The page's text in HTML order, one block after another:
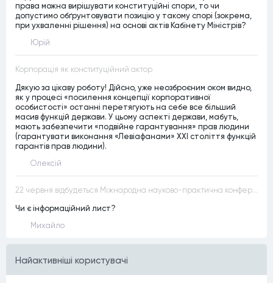
права можна вирішувати конституційні спори, то чи
допустимо обґрунтовувати позицію у такому спорі (зокрема,
при ухваленні рішення) на основі актів Кабінету Міністрів?
Юрій
Корпорація як конституційний актор
Дякую за цікаву роботу! Дійсно, уже неозброєним оком видно,
як у процесі «посилення концепції корпоративної
особистості» останні перетягують на себе все більший
масив функцій держави. У цьому аспекті держави, мабуть,
мають забезпечити «подвійне гарантування» прав людини
(гарантувати виконання «Левіафанами» ХХІ століття функцій
гарантів прав людини).
Олексій
22 червня відбудеться Міжнародна науково-практична конференція “Конституційна демократія в умовах загроз територіальній цілісності та національній безпеці”
Чи є інформаційний лист?
Михайло
Найактивнiшi користувачi